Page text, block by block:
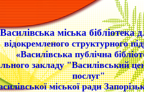
Василівська міська бібліотека
відокремленого структурного
«Василівська публічна
закладу "Василівський
послуг"
міської ради